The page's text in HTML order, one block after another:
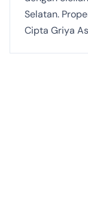
Selatan.
Cipta Griya